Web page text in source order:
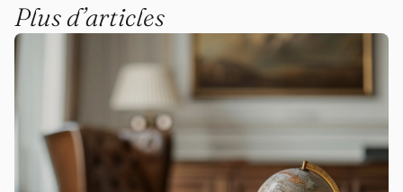
Plus d’articles